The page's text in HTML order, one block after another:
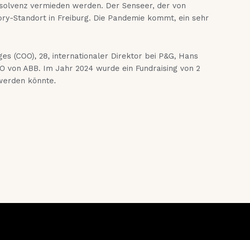
vermieden werden. Der Senseer, der von
Standort in Freiburg. Die Pandemie kommt, ein sehr
(COO), 28, internationaler Direktor bei P&G, Hans
von ABB. Im Jahr 2024 wurde ein Fundraising von 2
könnte.